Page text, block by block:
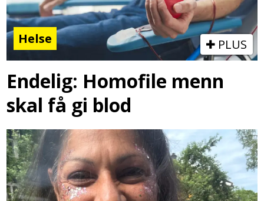
Helse PLUS
Endelig: Homofile menn
skal få gi blod